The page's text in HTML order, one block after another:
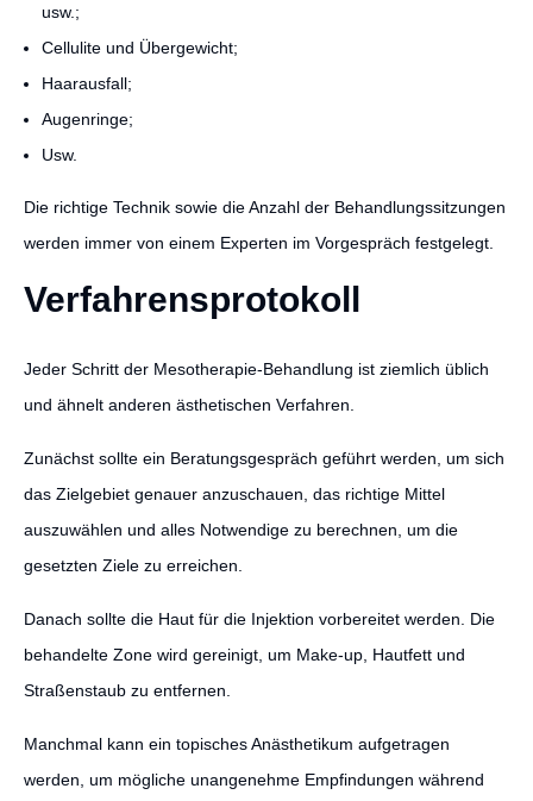
usw.;
Cellulite und Übergewicht;
Haarausfall;
Augenringe;
Usw.
Die richtige Technik sowie die Anzahl der Behandlungssitzungen
werden immer von einem Experten im Vorgespräch festgelegt.
Verfahrensprotokoll
Jeder Schritt der Mesotherapie-Behandlung ist ziemlich üblich
und ähnelt anderen ästhetischen Verfahren.
Zunächst sollte ein Beratungsgespräch geführt werden, um sich
das Zielgebiet genauer anzuschauen, das richtige Mittel
auszuwählen und alles Notwendige zu berechnen, um die
gesetzten Ziele zu erreichen.
Danach sollte die Haut für die Injektion vorbereitet werden. Die
behandelte Zone wird gereinigt, um Make-up, Hautfett und
Straßenstaub zu entfernen.
Manchmal kann ein topisches Anästhetikum aufgetragen
werden, um mögliche unangenehme Empfindungen während